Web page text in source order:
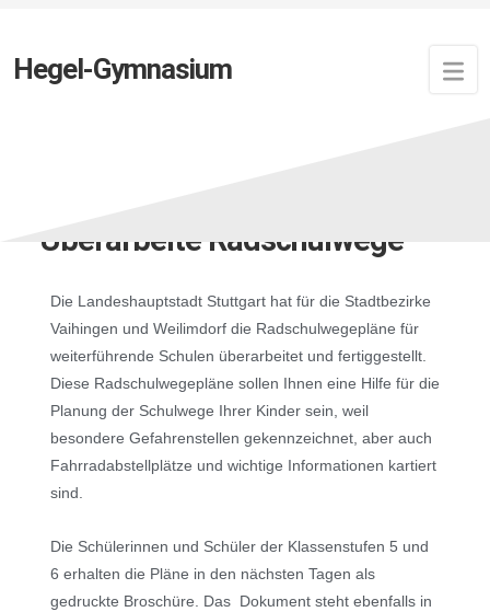
Hegel-Gymnasium
Überarbeite Radschulwege
Die Landeshauptstadt Stuttgart hat für die Stadtbezirke
Vaihingen und Weilimdorf die Radschulwegepläne für
weiterführende Schulen überarbeitet und fertiggestellt.
Diese Radschulwegepläne sollen Ihnen eine Hilfe für die
Planung der Schulwege Ihrer Kinder sein, weil
besondere Gefahrenstellen gekennzeichnet, aber auch
Fahrradabstellplätze und wichtige Informationen kartiert
sind.
Die Schülerinnen und Schüler der Klassenstufen 5 und
6 erhalten die Pläne in den nächsten Tagen als
gedruckte Broschüre. Das Dokument steht ebenfalls in